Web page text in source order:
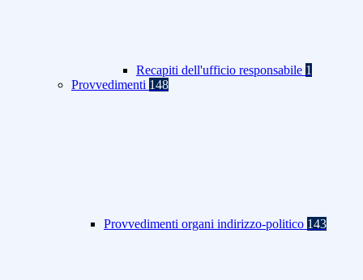
Recapiti dell'ufficio responsabile 1
Provvedimenti 148
Provvedimenti organi indirizzo-politico 143